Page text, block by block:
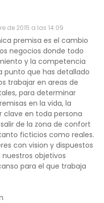
de 2015 a las 14:09
premisa es el cambio
negocios donde todo
y la competencia
punto que has detallado
trabajar en areas de
para determinar
en la vida, la
en toda persona
de la zona de confort
ficticios como reales.
con vision y dispuestos
objetivos
para el que trabaja